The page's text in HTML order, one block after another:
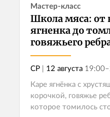
Мастер-класс
Школа мяса: от
ягненка до
говяжьего
СР | 12 августа
Каре ягнёнка с
корочкой, говяжье
которое томилось